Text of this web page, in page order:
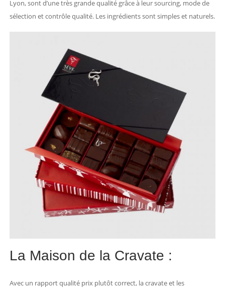
Lyon, sont d’une très grande qualité grâce à leur sourcing, mode de
sélection et contrôle qualité. Les ingrédients sont simples et naturels.
La Maison de la Cravate :
Avec un rapport qualité prix plutôt correct, la cravate et les